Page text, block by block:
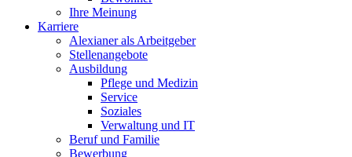
Ihre Meinung
Karriere
Alexianer als Arbeitgeber
Stellenangebote
Ausbildung
Pflege und Medizin
Service
Soziales
Verwaltung und IT
Beruf und Familie
Bewerbung